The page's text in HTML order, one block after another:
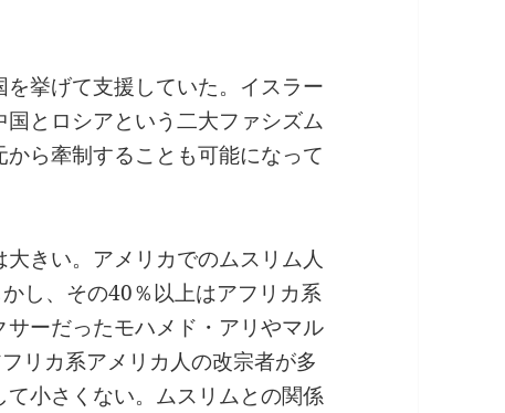
挙げて支援していた。イスラー
とロシアという二大ファシズム
ら牽制することも可能になって
きい。アメリカでのムスリム人
し、その40％以上はアフリカ系
ーだったモハメド・アリやマル
リカ系アメリカ人の改宗者が多
小さくない。ムスリムとの関係